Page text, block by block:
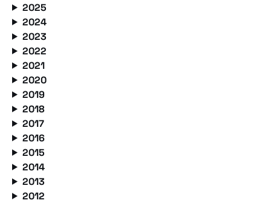
2025
2024
2023
2022
2021
2020
2019
2018
2017
2016
2015
2014
2013
2012